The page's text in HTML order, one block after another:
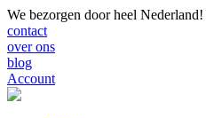
We bezorgen door heel Nederland!
contact
over ons
blog
Account